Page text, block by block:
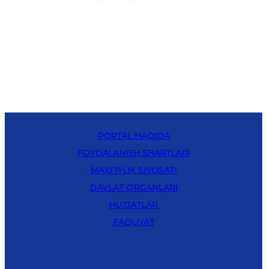
PORTAL HAQIDA
FOYDALANISH SHARTLARI
MAXFIYLIK SIYOSATI
DAVLAT ORGANLARI
HUJJATLAR
FAOLIYAT